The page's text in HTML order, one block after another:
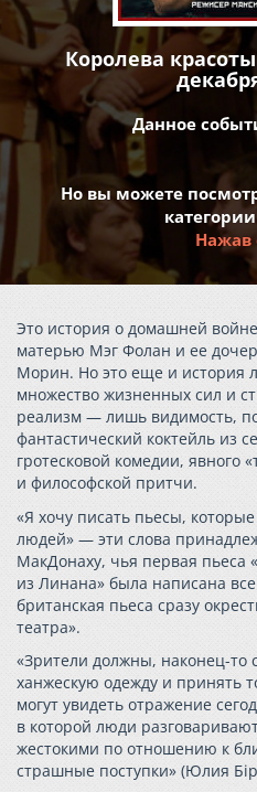
Королева
Данное
Но вы можете
Нажав
Это история о домашней
матерью Мэг Фолан и ее
Морин. Но это еще и история
множество жизненных сил и
реализм — лишь видимость,
фантастический коктейль из
гротесковой комедии, явного
и философской притчи.
«Я хочу писать пьесы,
людей» — эти слова
МакДонаху, чья первая пьеса
из Линана» была написана
британская пьеса сразу
театра».
«Зрители должны, наконец-
ханжескую одежду и принять
могут увидеть отражение
в которой люди
жестокими по отношению к
страшные поступки» (Юлия